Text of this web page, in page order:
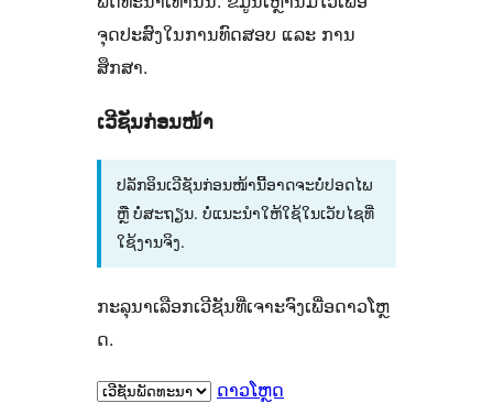
ຈຸດປະສົງໃນການທົດສອບ ແລະ ການ
ສຶກສາ.
ເວີຊັນກ່ອນໜ້າ
ປລັກອິນເວີຊັນກ່ອນໜ້ານີ້ອາດຈະບໍ່ປອດໄພ
ຫຼື ບໍ່ສະຖຽນ. ບໍ່ແນະນຳໃຫ້ໃຊ້ໃນເວັບໄຊທີ່
ໃຊ້ງານຈິງ.
ກະລຸນາເລືອກເວີຊັນທີ່ເຈາະຈົງເພື່ອດາວໂຫຼ
ດ.
ດາວໂຫຼດ